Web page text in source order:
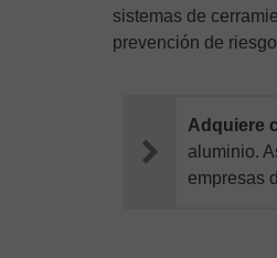
sistemas de
prevención de
Adquiere
aluminio.
empresas